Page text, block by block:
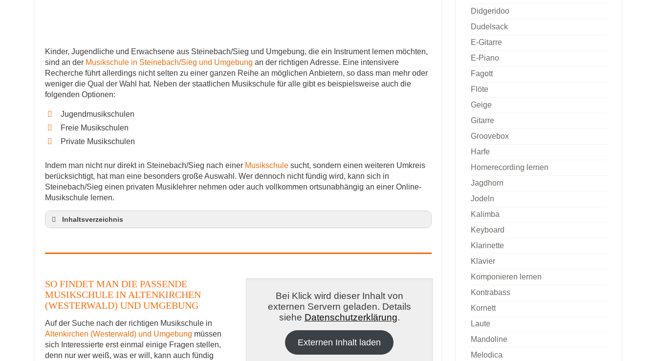
Kinder, Jugendliche und Erwachsene aus Steinebach/Sieg und Umgebung, die ein Instrument lernen möchten,
sind an der Musikschule in Steinebach/Sieg und Umgebung an der richtigen Adresse. Eine intensivere
Recherche führt allerdings nicht selten zu einer ganzen Reihe an möglichen Anbietern, so dass man mehr oder
weniger die Qual der Wahl hat. Neben der staatlichen Musikschule für alle gibt es beispielsweise auch die
folgenden Optionen:
Jugendmusikschulen
Freie Musikschulen
Private Musikschulen
Indem man nicht nur direkt in Steinebach/Sieg nach einer Musikschule sucht, sondern einen weiteren Umkreis
berücksichtigt, hat man eine besonders große Auswahl. Wer dennoch nicht fündig wird, kann sich in
Steinebach/Sieg einen privaten Musiklehrer nehmen oder auch vollkommen ortsunabhängig an einer Online-
Musikschule lernen.
Inhaltsverzeichnis
Musiklehrer Stellenangebote – Steinebach/Sieg
SO FINDET MAN DIE PASSENDE
MUSIKSCHULE IN ALTENKIRCHEN
(WESTERWALD) UND UMGEBUNG
Auf der Suche nach der richtigen Musikschule in
Altenkirchen (Westerwald) und Umgebung müssen
sich Interessierte erst einmal einige Fragen stellen,
denn nur wer weiß, was er will, kann auch fündig
Bei Klick wird dieser Inhalt von
externen Servern geladen. Details
siehe Datenschutzerklärung.
Externen Inhalt laden
Didgeridoo
Dudelsack
E-Gitarre
E-Piano
Fagott
Flöte
Geige
Gitarre
Groovebox
Harfe
Homerecording lernen
Jagdhorn
Jodeln
Kalimba
Keyboard
Klarinette
Klavier
Komponieren lernen
Kontrabass
Kornett
Laute
Mandoline
Melodica